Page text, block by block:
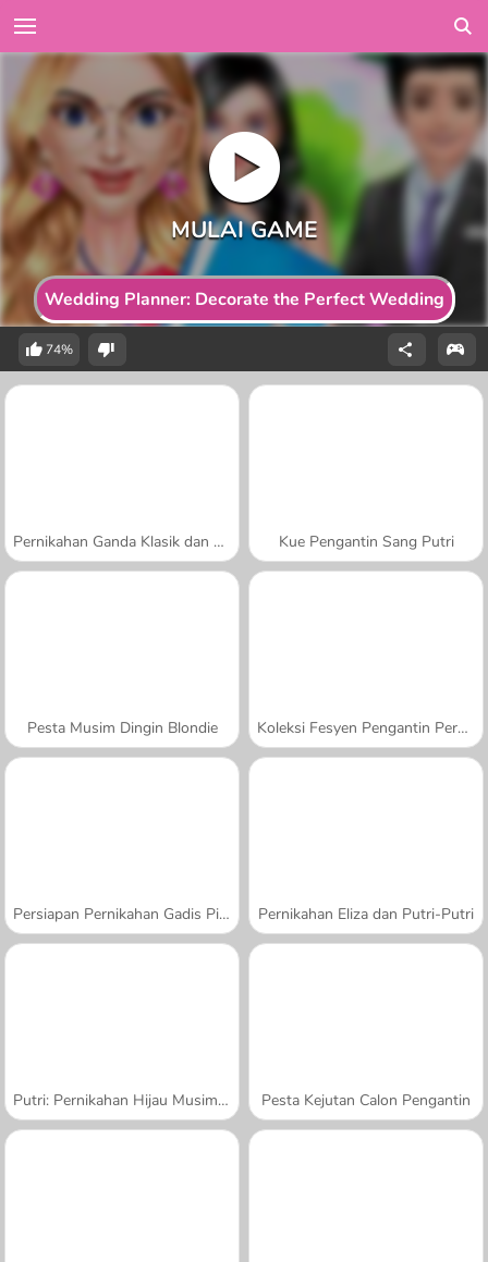
Wedding Planner: Decorate the Perfect Wedding
74%
Pernikahan Ganda Klasik dan Glamor Kue Pengantin Sang Putri
Pesta Musim Dingin Blondie Koleksi Fesyen Pengantin Perempuan
Persiapan Pernikahan Gadis Pirang Pernikahan Eliza dan Putri-Putri
Putri: Pernikahan Hijau Musim Semi Pesta Kejutan Calon Pengantin